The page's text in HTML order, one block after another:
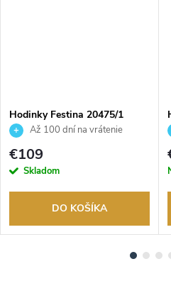
Hodinky Festina 20475/1
Až 100 dní na vrátenie
tovaru. Autorizovaný predajca.
€109
Skladom
DO KOŠÍKA